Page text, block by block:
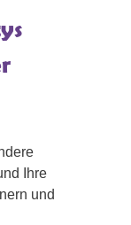
Ihre
und